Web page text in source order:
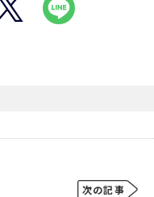
次の記事